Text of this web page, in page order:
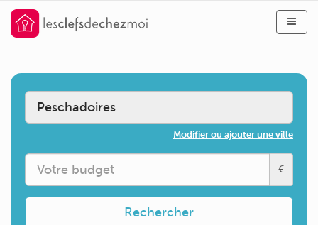
Modifier ou ajouter une ville
€
Rechercher